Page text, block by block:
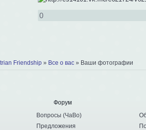
0
Friendship » Все о вас » Ваши фотографии
Форум
Вопросы (ЧаВо)
Предложения